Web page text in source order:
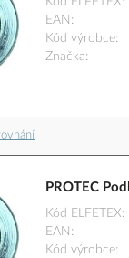
EAN
Kód výrobce
Značka
PROTEC
Kód ELFETEX
EAN
Kód výrobce